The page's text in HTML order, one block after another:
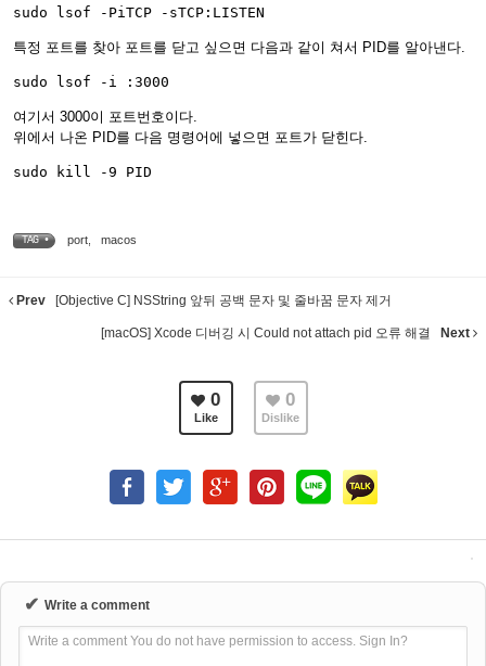
특정 포트를 찾아 포트를 닫고 싶으면 다음과 같이 쳐서 PID를 알아낸다.
여기서 3000이 포트번호이다.
위에서 나온 PID를 다음 명령어에 넣으면 포트가 닫힌다.
TAG • port macos
Prev [Objective C] NSString 앞뒤 공백 문자 및 줄바꿈 문자 제거
[macOS] Xcode 디버깅 시 Could not attach pid 오류 해결 Next
0
Like
0
Dislike
✔ Write a comment
Write a comment You do not have permission to access. Sign In?